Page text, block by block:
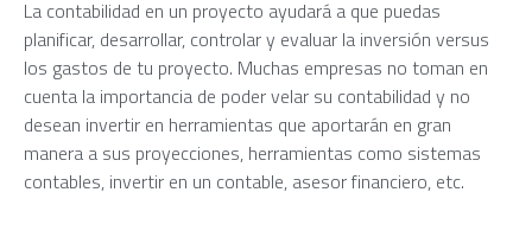
La contabilidad en un proyecto ayudará a que puedas
planificar, desarrollar, controlar y evaluar la inversión versus
los gastos de tu proyecto. Muchas empresas no toman en
cuenta la importancia de poder velar su contabilidad y no
desean invertir en herramientas que aportarán en gran
manera a sus proyecciones, herramientas como sistemas
contables, invertir en un contable, asesor financiero, etc.